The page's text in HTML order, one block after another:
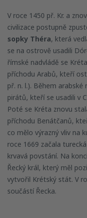
V roce 1450 př. Kr. a
civilizace postupně
sopky Théra, která
se na ostrově usadili
římské nadvládě se
příchodu Arabů, kteří
př. n. l.). Během
pirátů, kteří se usadili v
Poté se Kréta znovu
příchodu Benátčanů,
co mělo výrazný vliv na
roce 1669 začala
krvavá povstání. Na
Řecký král, který měl
vytvořil Krétský stát. V
součástí Řecka.